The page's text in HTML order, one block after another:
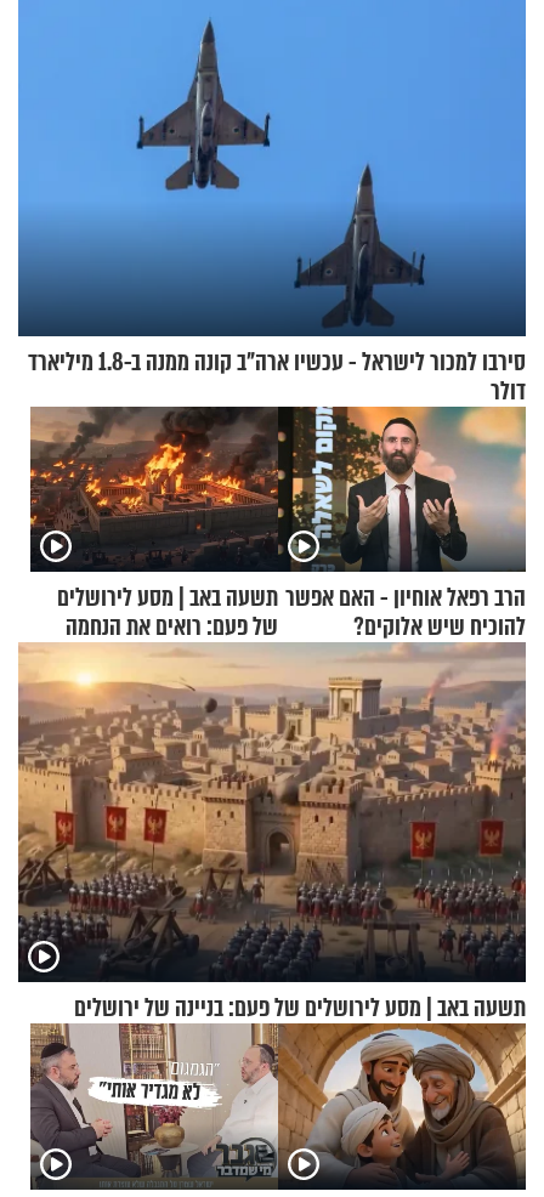
סירבו למכור לישראל - עכשיו ארה"ב קונה ממנה ב-1.8 מיליארד
דולר
הרב רפאל אוחיון - האם אפשר
להוכיח שיש אלוקים?
תשעה באב | מסע לירושלים
של פעם: רואים את הנחמה
תשעה באב | מסע לירושלים של פעם: בניינה של ירושלים